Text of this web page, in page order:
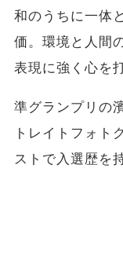
和のうちに一体
価。環境と人間
表現に強く心を
準グランプリの
トレイトフォト
ストで入選歴を